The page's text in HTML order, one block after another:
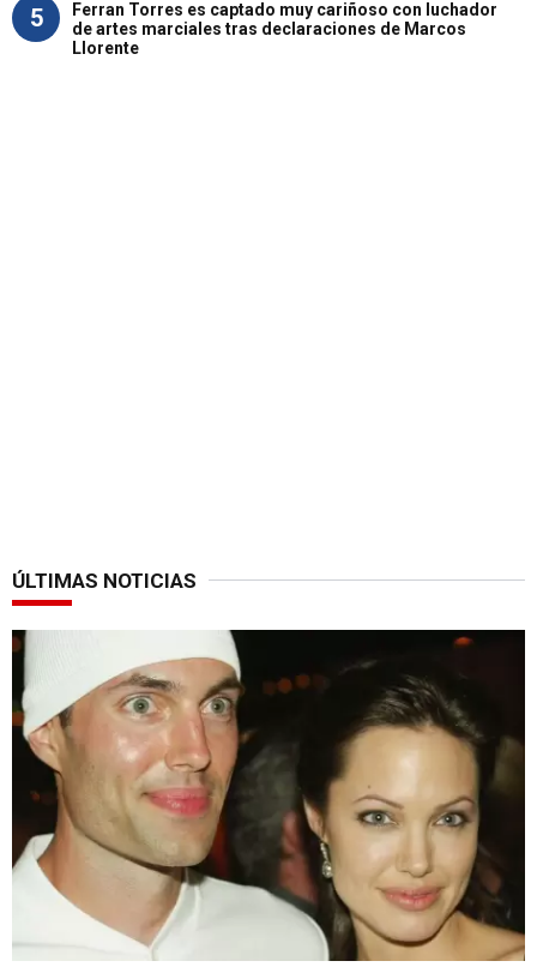
5
Ferran Torres es captado muy cariñoso con luchador
de artes marciales tras declaraciones de Marcos
Llorente
ÚLTIMAS NOTICIAS